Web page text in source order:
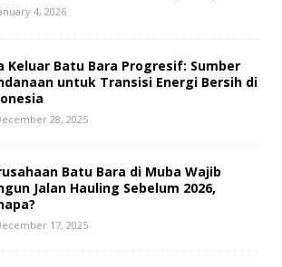
4, 2026
Keluar Batu Bara Progresif: Sumber
untuk Transisi Energi Bersih di
28, 2025
Batu Bara di Muba Wajib
Jalan Hauling Sebelum 2026,
17, 2025